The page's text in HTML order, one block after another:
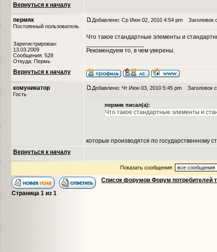
Вернуться к началу
пермяк
Постоянный пользователь
Зарегистрирован:
13.03.2009
Сообщения: 528
Откуда: Пермь
Добавлено: Ср Июн 02, 2010 4:54 pm Заголовок
Что такое стандартные элементы и
Рекомендуем то, в чем уверены.
Вернуться к началу
комуникатор
Гость
Добавлено: Чт Июн 03, 2010 5:45 pm Заголовок
пермяк писал(а):
Что такое стандартные элементы и
которые производятся по государственному
Вернуться к началу
Показать сообщения:
Список форумов Форум потребителей
Страница 1 из 1